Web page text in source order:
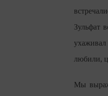
Зульфат
любили,
Мы